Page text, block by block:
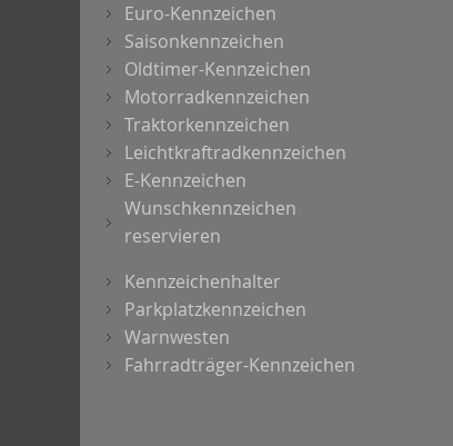
Euro-Kennzeichen
Saisonkennzeichen
Oldtimer-Kennzeichen
Motorradkennzeichen
Traktorkennzeichen
Leichtkraftradkennzeichen
E-Kennzeichen
Wunschkennzeichen
reservieren
Kennzeichenhalter
Parkplatzkennzeichen
Warnwesten
Fahrradträger-Kennzeichen